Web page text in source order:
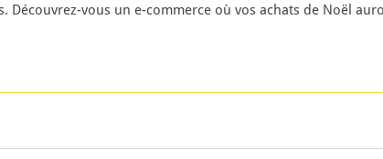
Découvrez-vous un e-commerce où vos achats de Noël